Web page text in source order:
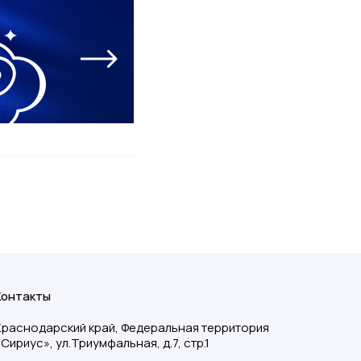
край, Федеральная территория
ул.Триумфальная, д.7, стр.1